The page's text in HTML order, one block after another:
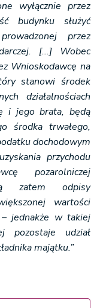
wyłącznie przez
budynku służyć
przez
[...] Wobec
Wnioskodawcę na
stanowi środek
działalnościach
i jego brata, będą
środka trwałego,
dochodowym
przychodu
pozarolniczej
zatem odpisy
wartości
jednakże w takiej
udział
majątku.”